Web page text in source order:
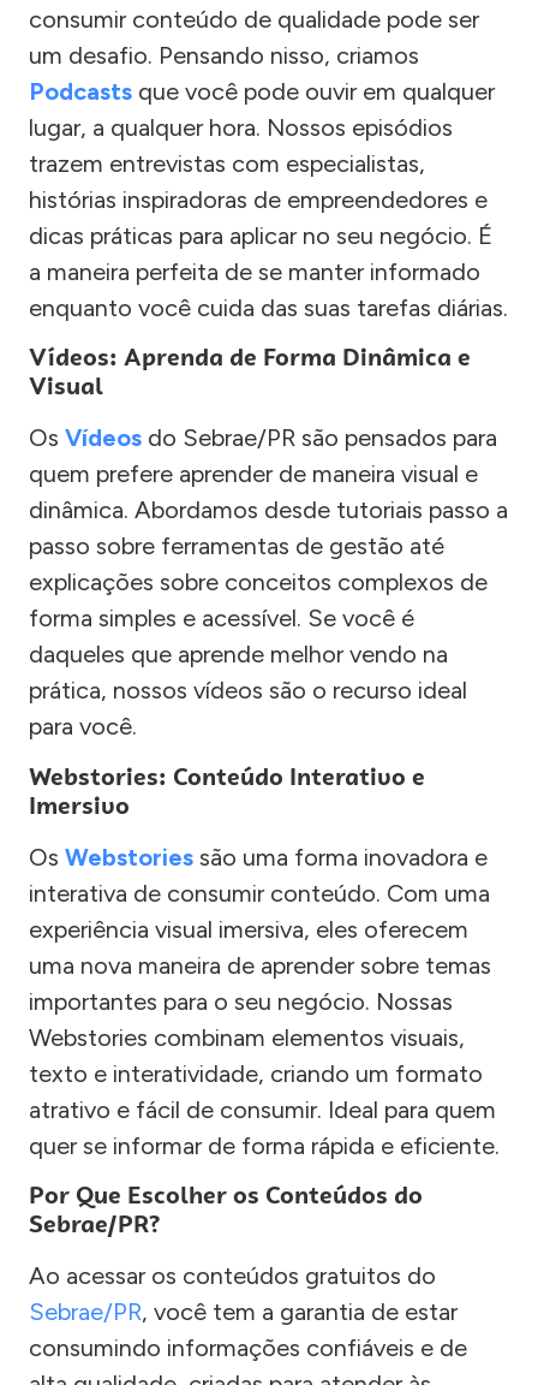
consumir conteúdo de qualidade pode ser
um desafio. Pensando nisso, criamos
Podcasts que você pode ouvir em qualquer
lugar, a qualquer hora. Nossos episódios
trazem entrevistas com especialistas,
histórias inspiradoras de empreendedores e
dicas práticas para aplicar no seu negócio. É
a maneira perfeita de se manter informado
enquanto você cuida das suas tarefas diárias.
Vídeos: Aprenda de Forma Dinâmica e
Visual
Os Vídeos do Sebrae/PR são pensados para
quem prefere aprender de maneira visual e
dinâmica. Abordamos desde tutoriais passo a
passo sobre ferramentas de gestão até
explicações sobre conceitos complexos de
forma simples e acessível. Se você é
daqueles que aprende melhor vendo na
prática, nossos vídeos são o recurso ideal
para você.
Webstories: Conteúdo Interativo e
Imersivo
Os Webstories são uma forma inovadora e
interativa de consumir conteúdo. Com uma
experiência visual imersiva, eles oferecem
uma nova maneira de aprender sobre temas
importantes para o seu negócio. Nossas
Webstories combinam elementos visuais,
texto e interatividade, criando um formato
atrativo e fácil de consumir. Ideal para quem
quer se informar de forma rápida e eficiente.
Por Que Escolher os Conteúdos do
Sebrae/PR?
Ao acessar os conteúdos gratuitos do
Sebrae/PR, você tem a garantia de estar
consumindo informações confiáveis e de